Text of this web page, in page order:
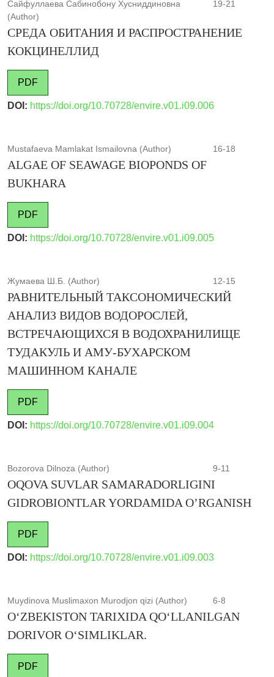
Сайфуллаева Сабинобону Хусниддиновна
(Author)
19-21
СРЕДА ОБИТАНИЯ И РАСПРОСТРАНЕНИЕ
КОКЦИНЕЛЛИД
PDF
DOI: https://doi.org/10.70728/envire.v01.i09.006
Mustafaeva Mamlakat Ismailovna (Author) 16-18
ALGAE OF SEAWAGE BIOPONDS OF
BUKHARA
PDF
DOI: https://doi.org/10.70728/envire.v01.i09.005
Жумаева Ш.Б. (Author) 12-15
РАВНИТЕЛЬНЫЙ ТАКСОНОМИЧЕСКИЙ
АНАЛИЗ ВИДОВ ВОДОРОСЛЕЙ,
ВСТРЕЧАЮЩИХСЯ В ВОДОХРАНИЛИЩЕ
ТУДАКУЛЬ И АМУ-БУХАРСКОМ
МАШИННОМ КАНАЛЕ
PDF
DOI: https://doi.org/10.70728/envire.v01.i09.004
Bozorova Dilnoza (Author) 9-11
OQOVA SUVLAR SAMARADORLIGINI
GIDROBIONTLAR YORDAMIDA O’RGANISH
PDF
DOI: https://doi.org/10.70728/envire.v01.i09.003
Muydinova Muslimaxon Murodjon qizi (Author) 6-8
O‘ZBEKISTON TARIXIDA QO‘LLANILGAN
DORIVOR O‘SIMLIKLAR.
PDF